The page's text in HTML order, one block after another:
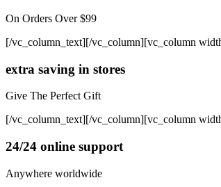
On Orders Over $99
[/vc_column_text][/vc_column][vc_column
extra saving in stores
Give The Perfect Gift
[/vc_column_text][/vc_column][vc_column
24/24 online support
Anywhere worldwide